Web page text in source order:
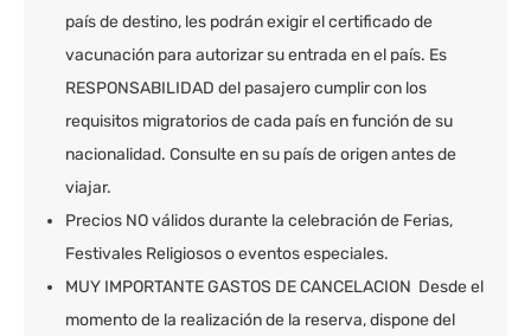
país de destino, les podrán exigir el certificado de
vacunación para autorizar su entrada en el país. Es
RESPONSABILIDAD del pasajero cumplir con los
requisitos migratorios de cada país en función de su
nacionalidad. Consulte en su país de origen antes de
viajar.
Precios NO válidos durante la celebración de Ferias,
Festivales Religiosos o eventos especiales.
MUY IMPORTANTE GASTOS DE CANCELACION Desde el
momento de la realización de la reserva, dispone del